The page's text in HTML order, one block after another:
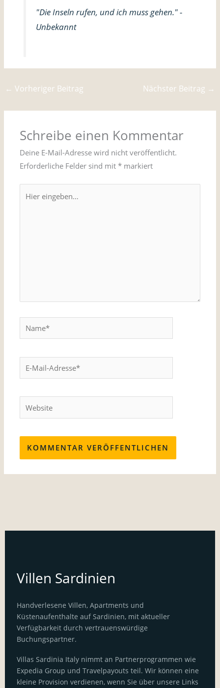
"Die Inseln rufen, und ich muss gehen." -
Unbekannt
← Vorheriger Beitrag Nächster Beitrag →
Schreibe einen Kommentar
Deine E-Mail-Adresse wird nicht veröffentlicht.
Erforderliche Felder sind mit* markiert
eingeben…
Mail-
Website
Villen Sardinien
Handverlesene Villen, Apartments und
Küstenaufenthalte auf Sardinien, mit aktueller
Verfügbarkeit durch vertrauenswürdige
Buchungspartner.
Villas Sardinia Italy nimmt an Partnerprogrammen wie
Expedia Group und Travelpayouts teil. Wir können eine
kleine Provision verdienen, wenn Sie über unsere Links